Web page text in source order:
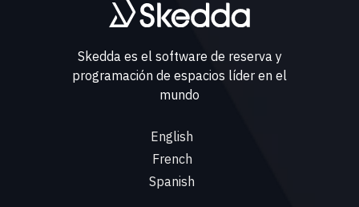
Skedda es el software de reserva y
programación de espacios líder en el
mundo
English
French
Spanish